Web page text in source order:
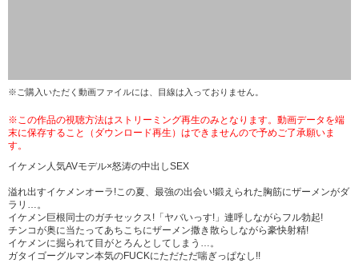
※ご購入いただく動画ファイルには、目線は入っておりません。
※この作品の視聴方法はストリーミング再生のみとなります。動画データを端
末に保存すること（ダウンロード再生）はできませんので予めご了承願いま
す。
イケメン人気AVモデル×怒涛の中出しSEX
溢れ出すイケメンオーラ!この夏、最強の出会い!鍛えられた胸筋にザーメンがダ
ラリ…。
イケメン巨根同士のガチセックス!「ヤバいっす!」連呼しながらフル勃起!
チンコが奥に当たってあちこちにザーメン撒き散らしながら豪快射精!
イケメンに掘られて目がとろんとしてしまう…。
ガタイゴーグルマン本気のFUCKにただただ喘ぎっぱなし!!